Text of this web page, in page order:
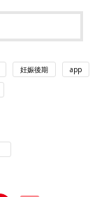
妊娠後期 app